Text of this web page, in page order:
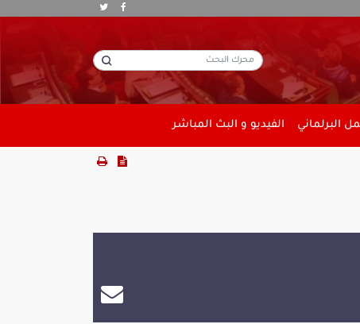
البرلماني الفيديو و البث المباشر